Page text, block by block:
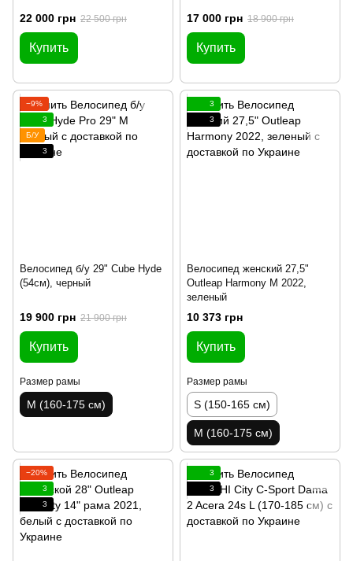
22 000 грн 22 500 грн
Купить
17 000 грн 18 900 грн
Купить
−9%
3
Б/У
3
Велосипед б/у 29" Cube Hyde
(54см), черный
19 900 грн 21 900 грн
Купить
Размер рамы
M (160-175 см)
3
3
Велосипед женский 27,5"
Outleap Harmony M 2022,
зеленый
10 373 грн
Купить
Размер рамы
S (150-165 см)
M (160-175 см)
−20%
3
3
3
3